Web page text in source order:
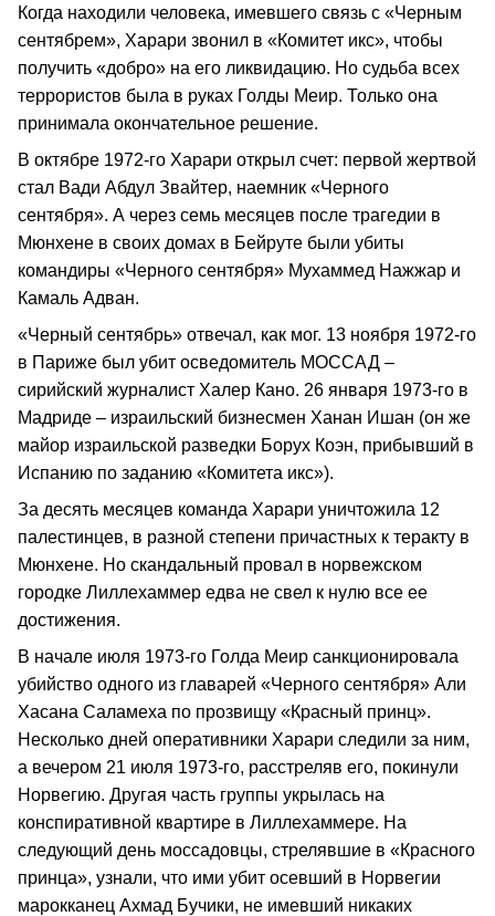
Когда находили человека, имевшего связь с «Черным
сентябрем», Харари звонил в «Комитет икс», чтобы
получить «добро» на его ликвидацию. Но судьба всех
террористов была в руках Голды Меир. Только она
принимала окончательное решение.
В октябре 1972-го Харари открыл счет: первой жертвой
стал Вади Абдул Звайтер, наемник «Черного
сентября». А через семь месяцев после трагедии в
Мюнхене в своих домах в Бейруте были убиты
командиры «Черного сентября» Мухаммед Нажжар и
Камаль Адван.
«Черный сентябрь» отвечал, как мог. 13 ноября 1972-го
в Париже был убит осведомитель МОССАД –
сирийский журналист Халер Кано. 26 января 1973-го в
Мадриде – израильский бизнесмен Ханан Ишан (он же
майор израильской разведки Борух Коэн, прибывший в
Испанию по заданию «Комитета икс»).
За десять месяцев команда Харари уничтожила 12
палестинцев, в разной степени причастных к теракту в
Мюнхене. Но скандальный провал в норвежском
городке Лиллехаммер едва не свел к нулю все ее
достижения.
В начале июля 1973-го Голда Меир санкционировала
убийство одного из главарей «Черного сентября» Али
Хасана Саламеха по прозвищу «Красный принц».
Несколько дней оперативники Харари следили за ним,
а вечером 21 июля 1973-го, расстреляв его, покинули
Норвегию. Другая часть группы укрылась на
конспиративной квартире в Лиллехаммере. На
следующий день моссадовцы, стрелявшие в «Красного
принца», узнали, что ими убит осевший в Норвегии
марокканец Ахмад Бучики, не имевший никаких